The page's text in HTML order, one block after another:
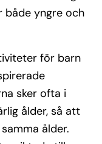
både yngre och
för barn
sker ofta i
ålder, så att
ålder.